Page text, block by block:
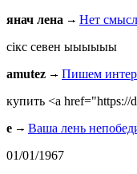
янач лена
Нет
сiкс севен ыыыыыы
amutez
Пишем
купить <a
e
Ваша лень
01/01/1967